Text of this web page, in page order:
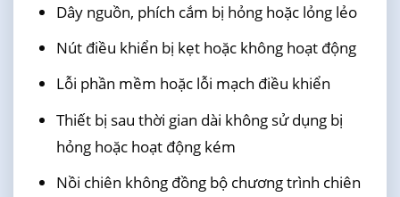
Dây nguồn, phích cắm bị hỏng hoặc lỏng lẻo
Nút điều khiển bị kẹt hoặc không hoạt động
Lỗi phần mềm hoặc lỗi mạch điều khiển
Thiết bị sau thời gian dài không sử dụng bị
hỏng hoặc hoạt động kém
Nồi chiên không đồng bộ chương trình chiên